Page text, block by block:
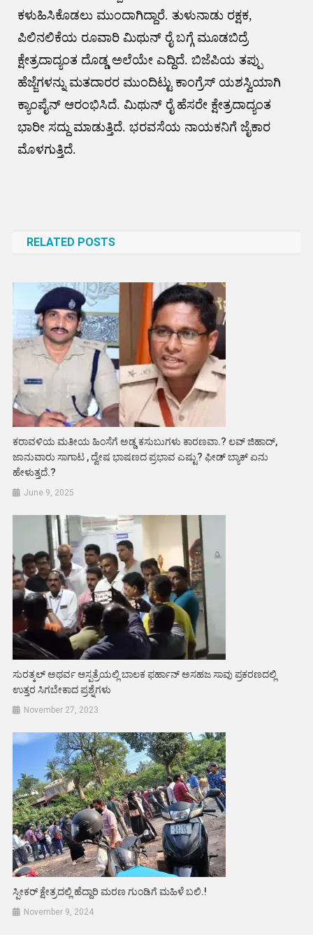
ಕಳುಹಿಸಿಕೊಡಲು ಮುಂದಾಗಿದ್ದಾರೆ. ತುಳುನಾಡು ರಕ್ಷಕ,
ಪಿಲಿನಲಿಕೆಯ ರೂವಾರಿ ಮಿಥುನ್ ರೈ ಬಗ್ಗೆ ಮೂಡಬಿದ್ರೆ
ಕ್ಷೇತ್ರದಾದ್ಯಂತ ದೊಡ್ಡ ಅಲೆಯೇ ಎದ್ದಿದೆ. ಬಿಜೆಪಿಯ ತಪ್ಪು
ಹೆಜ್ಜೆಗಳನ್ನು ಮತದಾರರ ಮುಂದಿಟ್ಟು ಕಾಂಗ್ರೆಸ್ ಯಶಸ್ವಿಯಾಗಿ
ಕ್ಯಾಂಪೈನ್ ಆರಂಭಿಸಿದೆ. ಮಿಥುನ್ ರೈ ಹೆಸರೇ ಕ್ಷೇತ್ರದಾದ್ಯಂತ
ಭಾರೀ ಸದ್ದು ಮಾಡುತ್ತಿದೆ. ಭರವಸೆಯ ನಾಯಕನಿಗೆ ಜೈಕಾರ
ಮೊಳಗುತ್ತಿದೆ.
RELATED POSTS
ಕರಾವಳಿಯ ಮತೀಯ ಹಿಂಸೆಗೆ ಅಡ್ಡ ಕಸುಬುಗಳು ಕಾರಣವಾ.? ಲವ್ ಜಿಹಾದ್,
ಜಾನುವಾರು ಸಾಗಾಟ , ದ್ವೇಷ ಭಾಷಣದ ಪ್ರಭಾವ ಎಷ್ಟು? ಫೀಡ್ ಬ್ಯಾಕ್ ಏನು
ಹೇಳುತ್ತದೆ.?
June 9, 2025
ಸುರತ್ಕಲ್ ಅಥರ್ವ ಆಸ್ಪತ್ರೆಯಲ್ಲಿ ಬಾಲಕ ಫರ್ಹಾನ್ ಅಸಹಜ ಸಾವು ಪ್ರಕರಣದಲ್ಲಿ
ಉತ್ತರ ಸಿಗಬೇಕಾದ ಪ್ರಶ್ನೆಗಳು
November 27, 2023
ಸ್ಪೀಕರ್ ಕ್ಷೇತ್ರದಲ್ಲಿ ಹೆದ್ದಾರಿ ಮರಣ ಗುಂಡಿಗೆ ಮಹಿಳೆ ಬಲಿ.!
November 9, 2024